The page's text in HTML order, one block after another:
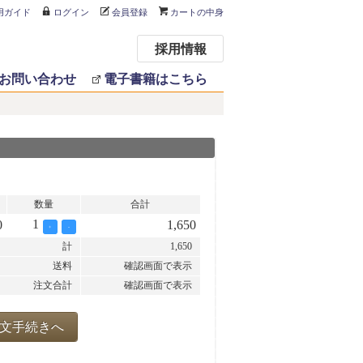
ガイド ログイン 会員登録 カートの中身
お問い合わせ 電子書籍はこちら
採用情報
数量 合計
1 + - 1,650
計
1,650
送料
確認画面で表示
注文合計
確認画面で表示
手続きへ